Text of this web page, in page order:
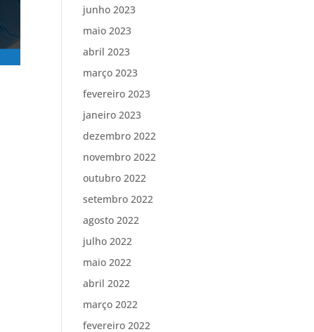
junho 2023
maio 2023
abril 2023
março 2023
fevereiro 2023
janeiro 2023
dezembro 2022
novembro 2022
outubro 2022
setembro 2022
agosto 2022
julho 2022
maio 2022
abril 2022
março 2022
fevereiro 2022